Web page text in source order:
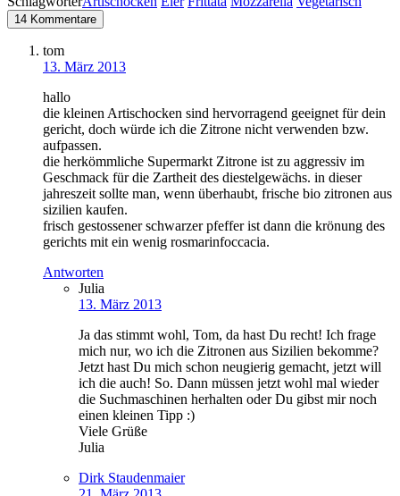
14 Kommentare
tom
13. März 2013
hallo
die kleinen Artischocken sind hervorragend geeignet für dein
gericht, doch würde ich die Zitrone nicht verwenden bzw.
aufpassen.
die herkömmliche Supermarkt Zitrone ist zu aggressiv im
Geschmack für die Zartheit des diestelgewächs. in dieser
jahreszeit sollte man, wenn überhaubt, frische bio zitronen aus
sizilien kaufen.
frisch gestossener schwarzer pfeffer ist dann die krönung des
gerichts mit ein wenig rosmarinfoccacia.
Antworten
Julia
13. März 2013
Ja das stimmt wohl, Tom, da hast Du recht! Ich frage
mich nur, wo ich die Zitronen aus Sizilien bekomme?
Jetzt hast Du mich schon neugierig gemacht, jetzt will
ich die auch! So. Dann müssen jetzt wohl mal wieder
die Suchmaschinen herhalten oder Du gibst mir noch
einen kleinen Tipp :)
Viele Grüße
Julia
Dirk Staudenmaier